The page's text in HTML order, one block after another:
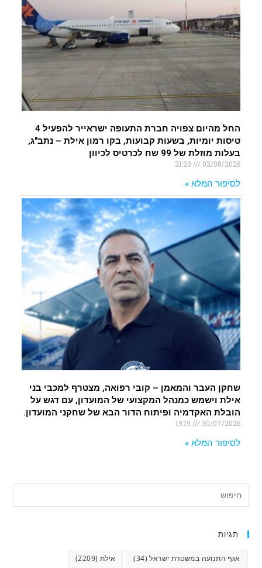
החל מהיום צפויה חברת התעופה ישראייר להפעיל 4
טיסות יומיות, בשעות קבועות, בקו רמון אילת – נתב"ג,
בעלות מוזלת של 99 שח לכרטיס לכיוון
02/08/2026
לסיפור המלא »
שחקן העבר והמאמן – קובי רפואה, מצטרף למכבי בני
אילת וישמש כמנהל המקצועי של המועדון, עם דגש על
הובלת האקדמיה ופיתוח הדור הבא של שחקני המועדון.
30/07/2026
לסיפור המלא »
תגיות
אגף התנועה במשטרת ישראל(34) אילת (2209)